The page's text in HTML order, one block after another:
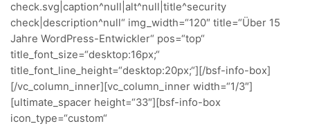
check.svg|caption^null|alt^null|title^security
check|description^null“ img_width=“120″ title=“Über 15
Jahre WordPress-Entwickler“ pos=“top“
title_font_size=“desktop:16px;“
title_font_line_height=“desktop:20px;“][/bsf-info-box]
[/vc_column_inner][vc_column_inner width=“1/3″]
[ultimate_spacer height=“33″][bsf-info-box
icon_type=“custom“